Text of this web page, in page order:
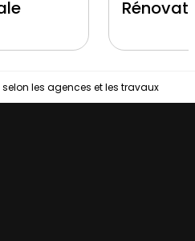
selon les agences et les travaux